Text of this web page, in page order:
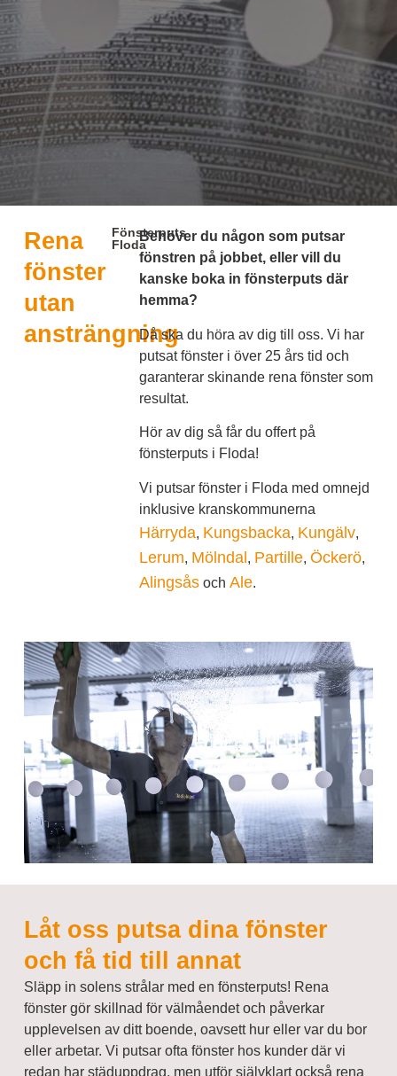
Rena
fönster
utan
ansträngning
Fönsterputs
Floda
Behöver du någon som putsar
fönstren på jobbet, eller vill du
kanske boka in fönsterputs där
hemma?
Då ska du höra av dig till oss. Vi har
putsat fönster i över 25 års tid och
garanterar skinande rena fönster som
resultat.
Hör av dig så får du offert på
fönsterputs i Floda!
Vi putsar fönster i Floda med omnejd
inklusive kranskommunerna
Härryda, Kungsbacka, Kungälv,
Lerum, Mölndal, Partille, Öckerö,
Alingsåsoch Ale.
Låt oss putsa dina fönster
och få tid till annat
Släpp in solens strålar med en fönsterputs! Rena
fönster gör skillnad för välmåendet och påverkar
upplevelsen av ditt boende, oavsett hur eller var du bor
eller arbetar. Vi putsar ofta fönster hos kunder där vi
redan har städuppdrag, men utför självklart också rena